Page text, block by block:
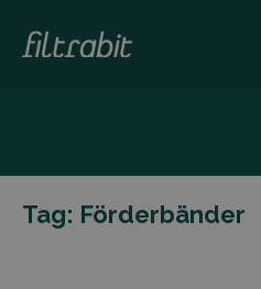
Tag: Förderbänder